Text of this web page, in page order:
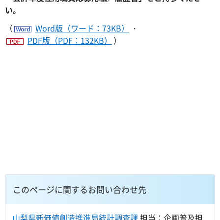
い。
（
Word版（ワード：73KB）
・
PDF版（PDF：132KB）
）
このページに関するお問い合わせ先
山梨県新価値創造推進局統計調査課 担当：企画普及担